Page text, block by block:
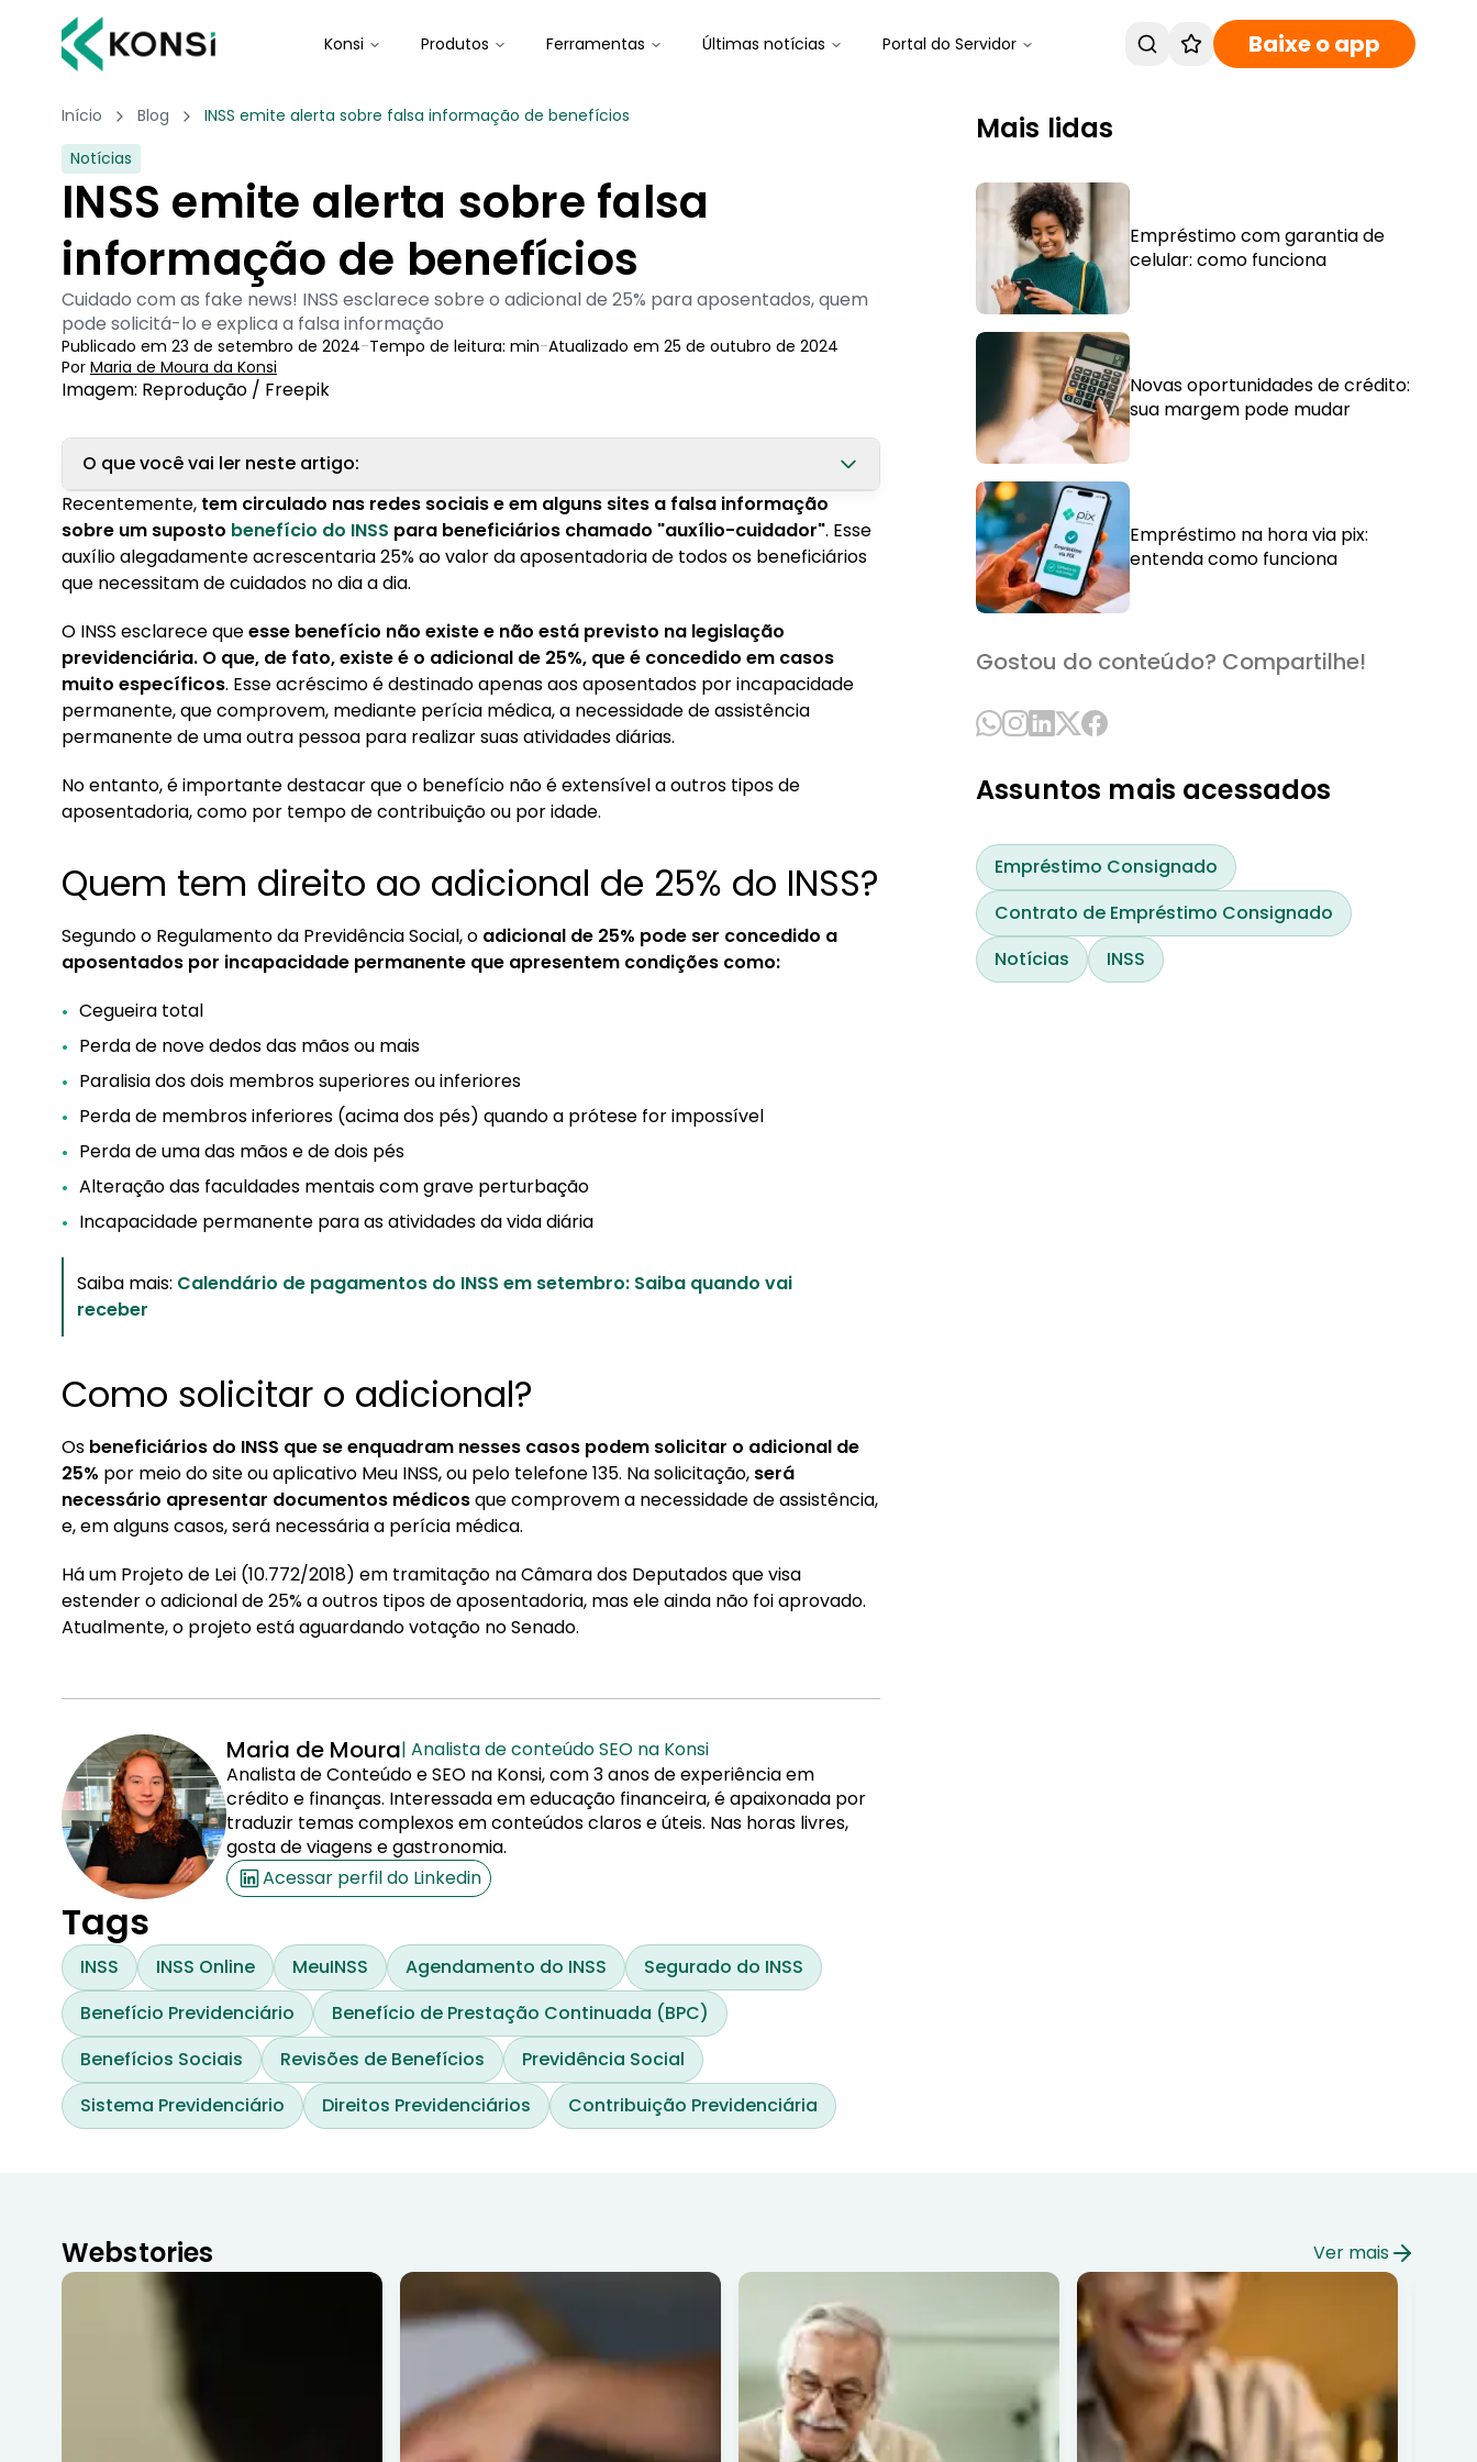
Konsi Produtos Ferramentas Últimas notícias Portal do Servidor Baixe o app
Início Blog
INSS emite alerta sobre falsa informação de benefícios
Notícias
INSS emite alerta sobre falsa
informação de benefícios
Cuidado com as fake news! INSS esclarece sobre o adicional de 25% para aposentados, quem
pode solicitá-lo e explica a falsa informação
Publicado em 23 de setembro de 2024-Tempo de leitura: min-Atualizado em 25 de outubro de 2024
Por Maria de Moura da Konsi
Imagem: Reprodução / Freepik
O que você vai ler neste artigo:
1. Quem tem direito ao adicional de 25% do INSS?
2. Como solicitar o adicional?
Recentemente, tem circulado nas redes sociais e em alguns sites a falsa informação
sobre um suposto benefício do INSS para beneficiários chamado "auxílio-cuidador". Esse
auxílio alegadamente acrescentaria 25% ao valor da aposentadoria de todos os beneficiários
que necessitam de cuidados no dia a dia.
O INSS esclarece queesse benefício não existe e não está previsto na legislação
previdenciária. O que, de fato, existe é o adicional de 25%, que é concedido em casos
muito específicos. Esse acréscimo é destinado apenas aos aposentados por incapacidade
permanente, que comprovem, mediante perícia médica, a necessidade de assistência
permanente de uma outra pessoa para realizar suas atividades diárias.
No entanto, é importante destacar que o benefício não é extensível a outros tipos de
aposentadoria, como por tempo de contribuição ou por idade.
Quem tem direito ao adicional de 25% do INSS?
Segundo o Regulamento da Previdência Social, o adicional de 25% pode ser concedido a
aposentados por incapacidade permanente que apresentem condições como:
Cegueira total
Perda de nove dedos das mãos ou mais
Paralisia dos dois membros superiores ou inferiores
Perda de membros inferiores (acima dos pés) quando a prótese for impossível
Perda de uma das mãos e de dois pés
Alteração das faculdades mentais com grave perturbação
Incapacidade permanente para as atividades da vida diária
Saiba mais: Calendário de pagamentos do INSS em setembro: Saiba quando vai
receber
Como solicitar o adicional?
Os beneficiários do INSS que se enquadram nesses casos podem solicitar o adicional de
25% por meio do site ou aplicativo Meu INSS, ou pelo telefone 135. Na solicitação, será
necessário apresentar documentos médicosque comprovem a necessidade de assistência,
e, em alguns casos, será necessária a perícia médica.
Há um Projeto de Lei (10.772/2018) em tramitação na Câmara dos Deputados que visa
estender o adicional de 25% a outros tipos de aposentadoria, mas ele ainda não foi aprovado.
Atualmente, o projeto está aguardando votação no Senado.
Maria de Moura| Analista de conteúdo SEO na Konsi
Analista de Conteúdo e SEO na Konsi, com 3 anos de experiência em
crédito e finanças. Interessada em educação financeira, é apaixonada por
traduzir temas complexos em conteúdos claros e úteis. Nas horas livres,
gosta de viagens e gastronomia.
Acessar perfil do Linkedin
Tags
INSS INSS Online MeuINSS Agendamento do INSS
Segurado do INSS
Benefício Previdenciário
Benefício de Prestação Continuada (BPC)
Benefícios Sociais
Revisões de Benefícios
Previdência Social
Sistema Previdenciário
Direitos Previdenciários Contribuição Previdenciária
Mais lidas
Empréstimo com garantia de
celular: como funciona
Novas oportunidades de crédito:
sua margem pode mudar
Empréstimo na hora via pix:
entenda como funciona
Gostou do conteúdo? Compartilhe!
Assuntos mais acessados
Empréstimo Consignado
Contrato de Empréstimo Consignado
Notícias
INSS
Webstories Ver mais